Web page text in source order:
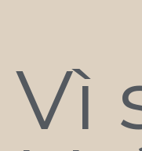
Vì